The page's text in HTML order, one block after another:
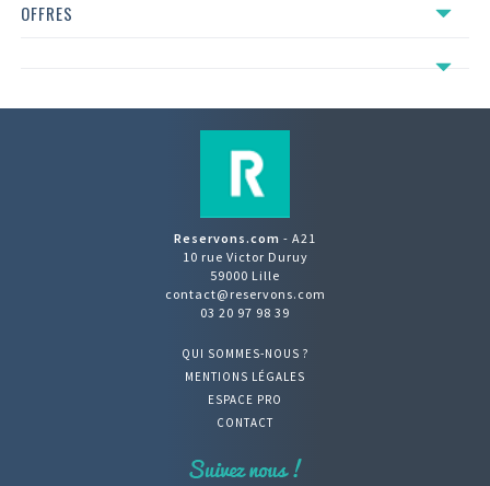
OFFRES
Reservons.com - A21
10 rue Victor Duruy
59000 Lille
contact@reservons.com
03 20 97 98 39
QUI SOMMES-NOUS ?
MENTIONS LÉGALES
ESPACE PRO
CONTACT